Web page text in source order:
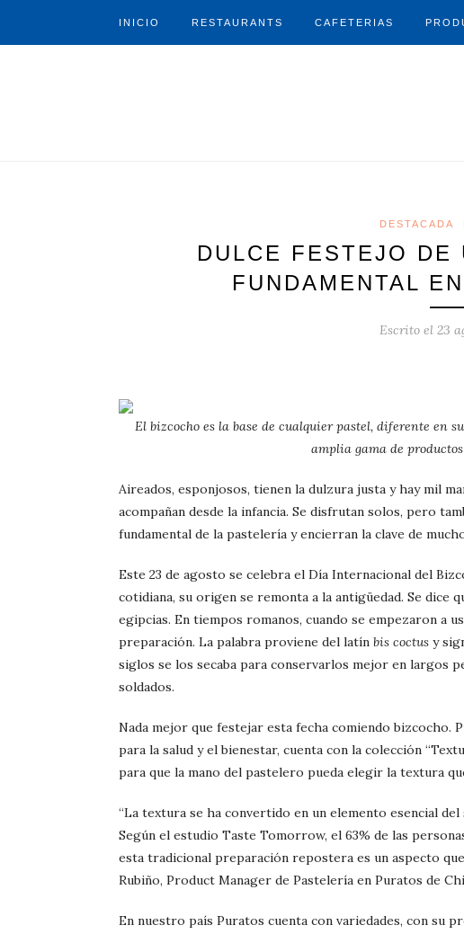
INICIO RESTAURANTS CAFETERIAS
DESTACADA
DULCE FESTEJO DE
FUNDAMENTAL
Escrito el 23
El bizcocho es la base de cualquier pastel, diferente en
amplia gama de
Aireados, esponjosos, tienen la dulzura justa y hay mil
acompañan desde la infancia. Se disfrutan solos, pero
fundamental de la pastelería y encierran la clave de
Este 23 de agosto se celebra el Día Internacional del
cotidiana, su origen se remonta a la antigüedad. Se dice
egipcias. En tiempos romanos, cuando se empezaron a
preparación. La palabra proviene del latín bis coctus y
siglos se los secaba para conservarlos mejor en largos
soldados.
Nada mejor que festejar esta fecha comiendo bizcocho.
para la salud y el bienestar, cuenta con la colección
para que la mano del pastelero pueda elegir la textura
“La textura se ha convertido en un elemento esencial
Según el estudio Taste Tomorrow, el 63% de las
esta tradicional preparación repostera es un aspecto
Rubiño, Product Manager de Pastelería en Puratos de
En nuestro país Puratos cuenta con variedades, con su